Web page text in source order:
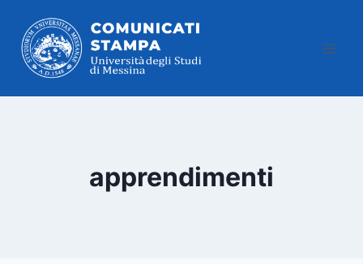
contenuto
apprendimenti